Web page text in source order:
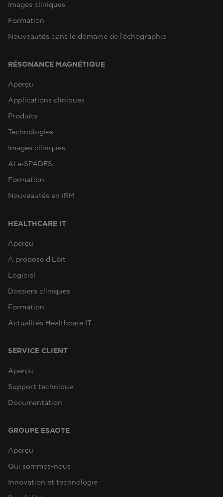
Images cliniques
Formation
Nouveautés dans le domaine de l’échographie
RÉSONANCE MAGNÉTIQUE
Aperçu
Applications cliniques
Produits
Technologies
Images cliniques
AI e‑SPADES
Formation
Nouveautés en IRM
HEALTHCARE IT
Aperçu
À propose d’Ebit
Logiciel
Dossiers cliniques
Formation
Actualités Healthcare IT
SERVICE CLIENT
Aperçu
Support technique
Documentation
GROUPE ESAOTE
Aperçu
Qui sommes-nous
Innovation et technologie